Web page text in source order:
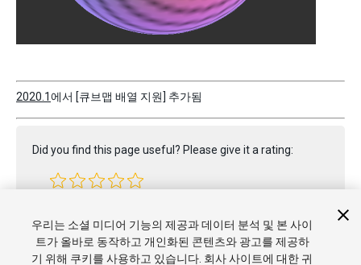
2020.1에서 [큐브맵 배열 지원] 추가됨
Did you find this page useful? Please give it a rating:
우리는 소셜 미디어 기능의 제공과 데이터 분석 및 본 사이
트가 올바로 동작하고 개인화된 콘텐츠와 광고를 제공하
기 위해 쿠키를 사용하고 있습니다. 회사 사이트에 대한 귀